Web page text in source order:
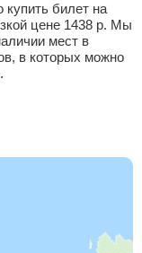
билет на
цене 1438 р. Мы
мест в
в которых можно